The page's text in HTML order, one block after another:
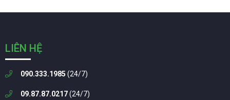
LIÊN HỆ
090.333.1985 (24/7)
09.87.87.0217(24/7)